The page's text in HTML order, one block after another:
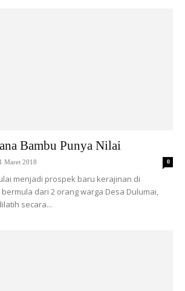
Bambu Punya Nilai
Maret 2018 0
menjadi prospek baru kerajinan di
dari 2 orang warga Desa Dulumai,
secara...